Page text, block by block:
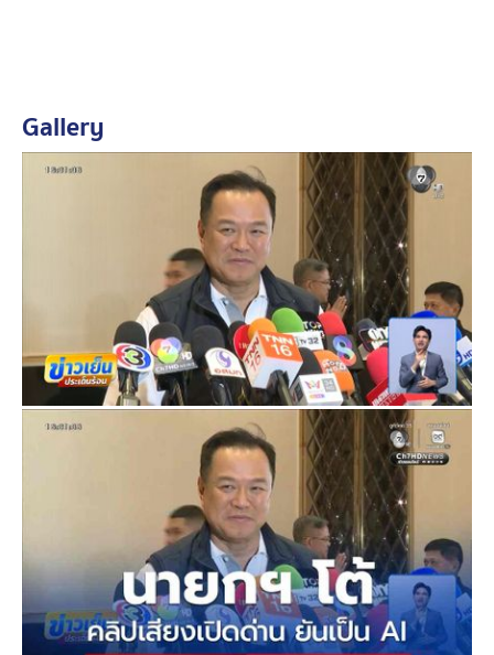
จนช่วงเช้าวันนี้ สมเด็จ ฮุน เซน โพสต์เฟซบุ๊ก เผยแพร่
เอกสารแถลงการณ์ของกระทรวงวัฒนธรรมและวิจิตรศิลป์
กัมพูชา ประท้วงกรณีที่กรมศิลปากร ประเทศไทยขึ้น
ทะเบียนปราสาท และโบราณสถานตามแนวชายแดน
ซึ่งเป็นการกระทําเพียงฝ่ายเดียวของไทย ถือเป็นโมฆะ และ
ไม่มีผลทางกฎหมาย พร้อมเรียกร้องให้รัฐบาลไทย เพิกถอน
การขึ้นทะเบียนดังกล่าวโดยทันที
Gallery